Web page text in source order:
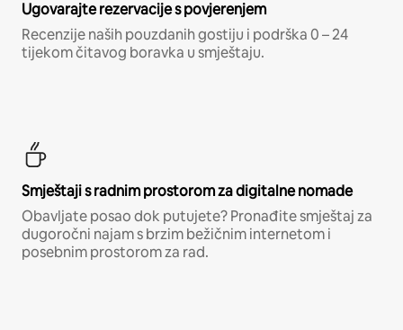
Ugovarajte rezervacije s povjerenjem
Recenzije naših pouzdanih gostiju i podrška 0 – 24
tijekom čitavog boravka u smještaju.
Smještaji s radnim prostorom za digitalne nomade
Obavljate posao dok putujete? Pronađite smještaj za
dugoročni najam s brzim bežičnim internetom i
posebnim prostorom za rad.